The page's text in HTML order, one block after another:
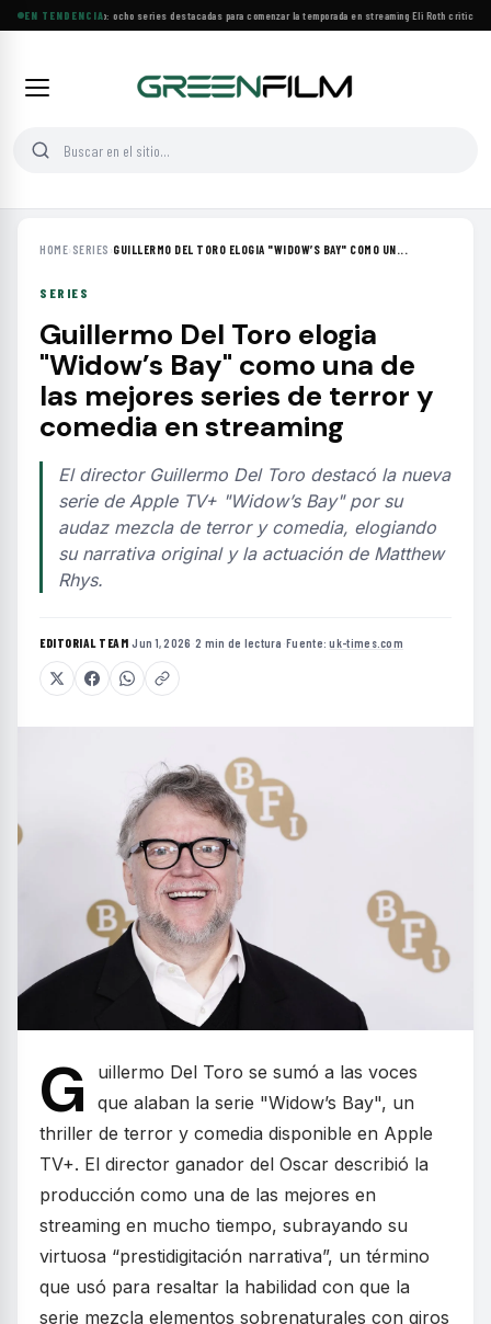
EN TENDENCIA
Estrenos de agosto: ocho series destacadas para comenzar la temporada en streaming·Eli Roth critica el
HOME› SERIES ›GUILLERMO DEL TORO ELOGIA "WIDOW’S BAY" COMO UN...
SERIES
Guillermo Del Toro elogia
"Widow’s Bay" como una de
las mejores series de terror y
comedia en streaming
El director Guillermo Del Toro destacó la nueva
serie de Apple TV+ "Widow’s Bay" por su
audaz mezcla de terror y comedia, elogiando
su narrativa original y la actuación de Matthew
Rhys.
EDITORIAL TEAM·Jun 1, 2026 ·2 min de lectura ·Fuente:uk-times.com
G
uillermo Del Toro se sumó a las voces
que alaban la serie "Widow’s Bay", un
thriller de terror y comedia disponible en Apple
TV+. El director ganador del Oscar describió la
producción como una de las mejores en
streaming en mucho tiempo, subrayando su
virtuosa “prestidigitación narrativa”, un término
que usó para resaltar la habilidad con que la
serie mezcla elementos sobrenaturales con giros